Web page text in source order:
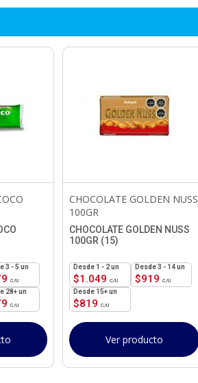
3 - 5 un
28+ un
CHOCOLATE GOLDEN NUSS
100GR
CHOCOLATE GOLDEN NUSS
100GR (15)
$1.049
1 - 2un
$919
3 - 14 un
$819
15+ un
Ver producto